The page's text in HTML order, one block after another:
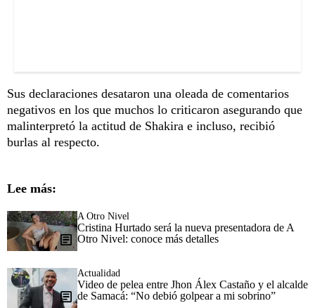
Sus declaraciones desataron una oleada de comentarios
negativos en los que muchos lo criticaron asegurando que
malinterpretó la actitud de Shakira e incluso, recibió
burlas al respecto.
Lee más:
A Otro Nivel
Cristina Hurtado será la nueva presentadora de A
Otro Nivel: conoce más detalles
Actualidad
Video de pelea entre Jhon Álex Castaño y el alcalde
de Samacá: “No debió golpear a mi sobrino”